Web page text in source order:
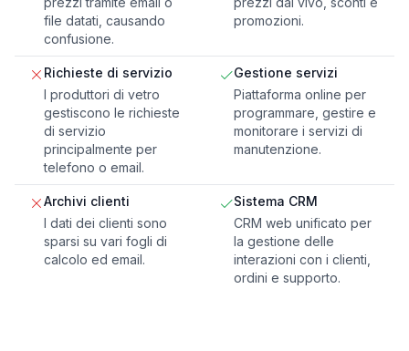
file datati, causando
confusione.
promozioni.
Richieste di servizio
I produttori di vetro
gestiscono le richieste
di servizio
principalmente per
telefono o email.
Gestione servizi
Piattaforma online per
programmare, gestire e
monitorare i servizi di
manutenzione.
Archivi clienti
I dati dei clienti sono
sparsi su vari fogli di
calcolo ed email.
Sistema CRM
CRM web unificato per
la gestione delle
interazioni con i clienti,
ordini e supporto.